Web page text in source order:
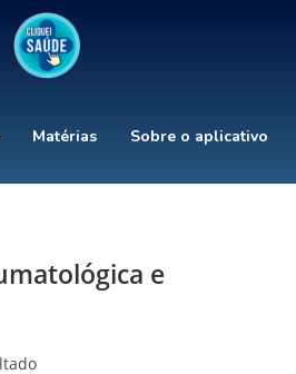
Matérias Sobre o aplicativo
e